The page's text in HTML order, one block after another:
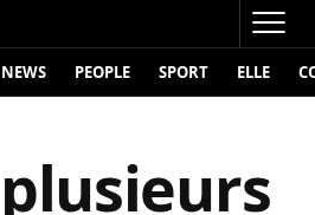
NEWS PEOPLE SPORT ELLE